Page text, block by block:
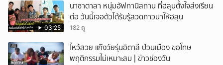
03:25
นาซาตาลา หนุ่มอัฟกานิสถาน ที่ฮลุนตั้งใจส่งเรียน
ต่อ วันนี้เจอตัวได้รับรู้สวดภาวนาให้ฮลุน
182 ดู
ไหว้สวย แก๊งวัยรุ่นอิตาลี ป่วนเมือง ขอโทษ
พฤติกรรมไม่เหมาะสม | ข่าวช่องวัน